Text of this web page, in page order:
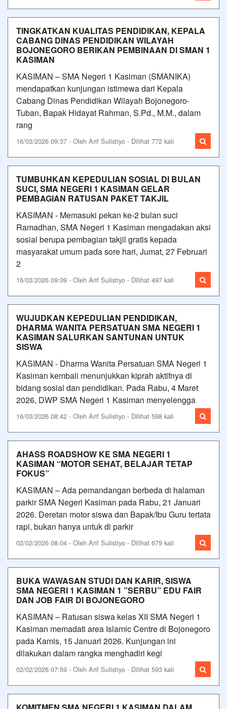
TINGKATKAN KUALITAS PENDIDIKAN, KEPALA
CABANG DINAS PENDIDIKAN WILAYAH
BOJONEGORO BERIKAN PEMBINAAN DI SMAN 1
KASIMAN
KASIMAN – SMA Negeri 1 Kasiman (SMANIKA)
mendapatkan kunjungan istimewa dari Kepala
Cabang Dinas Pendidikan Wilayah Bojonegoro-
Tuban, Bapak Hidayat Rahman, S.Pd., M.M., dalam
rang
16/03/2026 09:37 - Oleh Arif Sulistiyo - Dilihat 772 kali
TUMBUHKAN KEPEDULIAN SOSIAL DI BULAN
SUCI, SMA NEGERI 1 KASIMAN GELAR
PEMBAGIAN RATUSAN PAKET TAKJIL
KASIMAN - Memasuki pekan ke-2 bulan suci
Ramadhan, SMA Negeri 1 Kasiman mengadakan aksi
sosial berupa pembagian takjil gratis kepada
masyarakat umum pada sore hari, Jumat, 27 Februari
2
16/03/2026 09:09 - Oleh Arif Sulistiyo - Dilihat 497 kali
WUJUDKAN KEPEDULIAN PENDIDIKAN,
DHARMA WANITA PERSATUAN SMA NEGERI 1
KASIMAN SALURKAN SANTUNAN UNTUK
SISWA
KASIMAN - Dharma Wanita Persatuan SMA Negeri 1
Kasiman kembali menunjukkan kiprah aktifnya di
bidang sosial dan pendidikan. Pada Rabu, 4 Maret
2026, DWP SMA Negeri 1 Kasiman menyelengga
16/03/2026 08:42 - Oleh Arif Sulistiyo - Dilihat 598 kali
AHASS ROADSHOW KE SMA NEGERI 1
KASIMAN “MOTOR SEHAT, BELAJAR TETAP
FOKUS”
KASIMAN – Ada pemandangan berbeda di halaman
parkir SMA Negeri Kasiman pada Rabu, 21 Januari
2026. Deretan motor siswa dan Bapak/Ibu Guru tertata
rapi, bukan hanya untuk di parkir
02/02/2026 08:04 - Oleh Arif Sulistiyo - Dilihat 679 kali
BUKA WAWASAN STUDI DAN KARIR, SISWA
SMA NEGERI 1 KASIMAN 1 ”SERBU” EDU FAIR
DAN JOB FAIR DI BOJONEGORO
KASIMAN – Ratusan siswa kelas XII SMA Negeri 1
Kasiman memadati area Islamic Centre di Bojonegoro
pada Kamis, 15 Januari 2026. Kunjungan ini
dilakukan dalam rangka menghadiri kegi
02/02/2026 07:59 - Oleh Arif Sulistiyo - Dilihat 593 kali